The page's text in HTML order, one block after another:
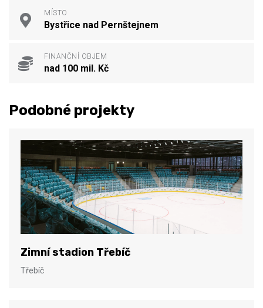
MÍSTO
Bystřice nad Pernštejnem
FINANČNÍ OBJEM
nad 100 mil. Kč
Podobné projekty
Zimní stadion Třebíč
Třebíč